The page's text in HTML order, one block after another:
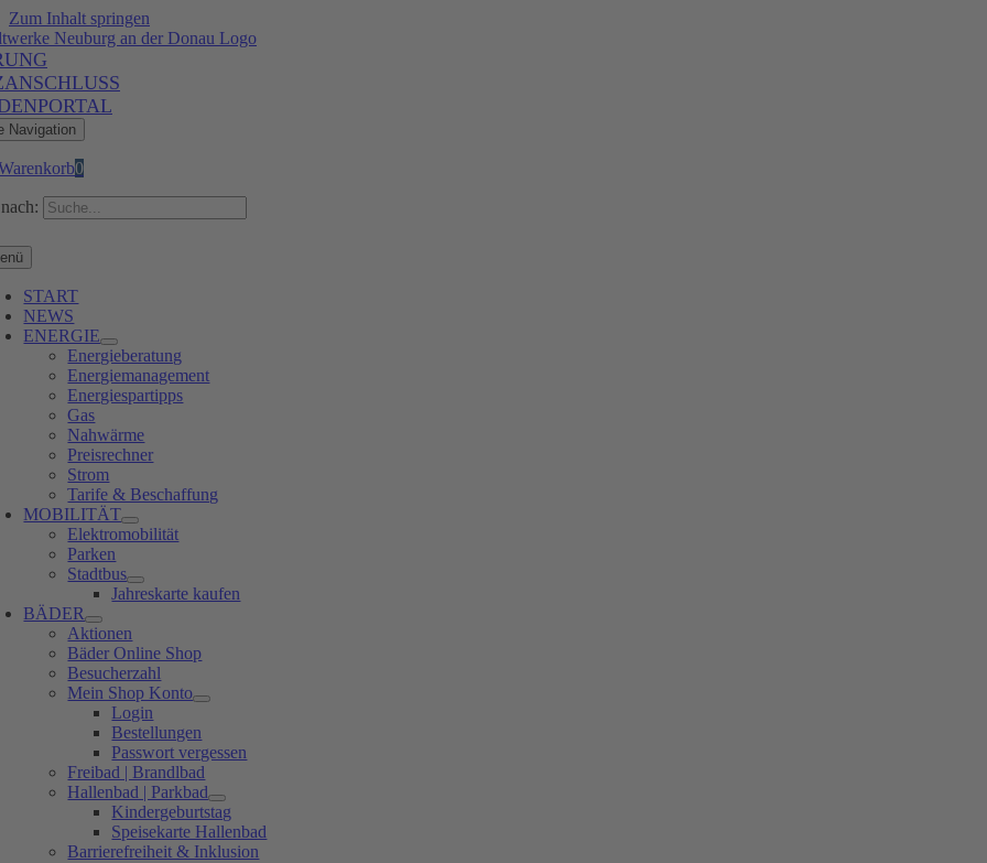
Zum Inhalt springen
Navigation
0
START
NEWS
ENERGIE
Energieberatung
Energiemanagement
Energiespartipps
Gas
Nahwärme
Preisrechner
Strom
Tarife & Beschaffung
MOBILITÄT
Elektromobilität
Parken
Stadtbus
Jahreskarte kaufen
BÄDER
Aktionen
Bäder Online Shop
Besucherzahl
Mein Shop Konto
Login
Bestellungen
Passwort vergessen
Freibad | Brandlbad
Hallenbad | Parkbad
Kindergeburtstag
Speisekarte Hallenbad
Barrierefreiheit & Inklusion